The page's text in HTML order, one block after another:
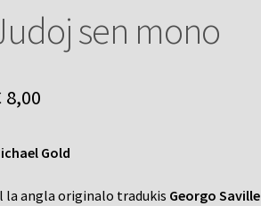
sen mono
8,00
Gold
la angla originalo tradukis Georgo Saville